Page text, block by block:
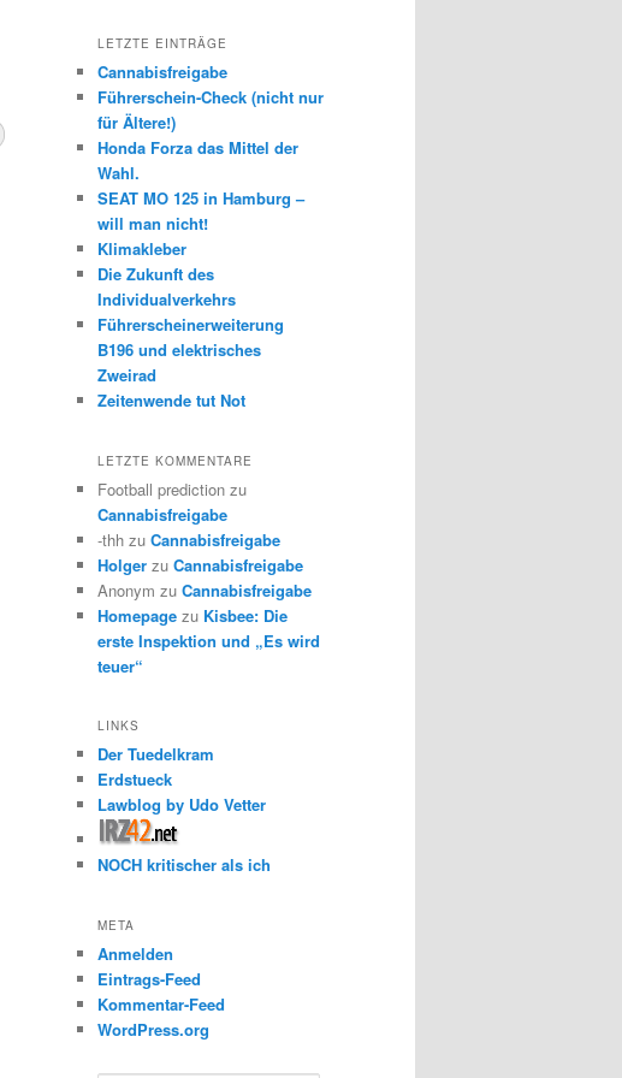
LETZTE EINTRÄGE
Cannabisfreigabe
Führerschein-Check (nicht nur
für Ältere!)
Honda Forza das Mittel der
Wahl.
SEAT MO 125 in Hamburg –
will man nicht!
Klimakleber
Die Zukunft des
Individualverkehrs
Führerscheinerweiterung
B196 und elektrisches
Zweirad
Zeitenwende tut Not
LETZTE KOMMENTARE
Football prediction zu
Cannabisfreigabe
-thh zu Cannabisfreigabe
Holger zu Cannabisfreigabe
Anonym zu Cannabisfreigabe
Homepage zu Kisbee: Die
erste Inspektion und „Es wird
teuer“
LINKS
Der Tuedelkram
Erdstueck
Lawblog by Udo Vetter
NOCH kritischer als ich
META
Anmelden
Eintrags-Feed
Kommentar-Feed
WordPress.org